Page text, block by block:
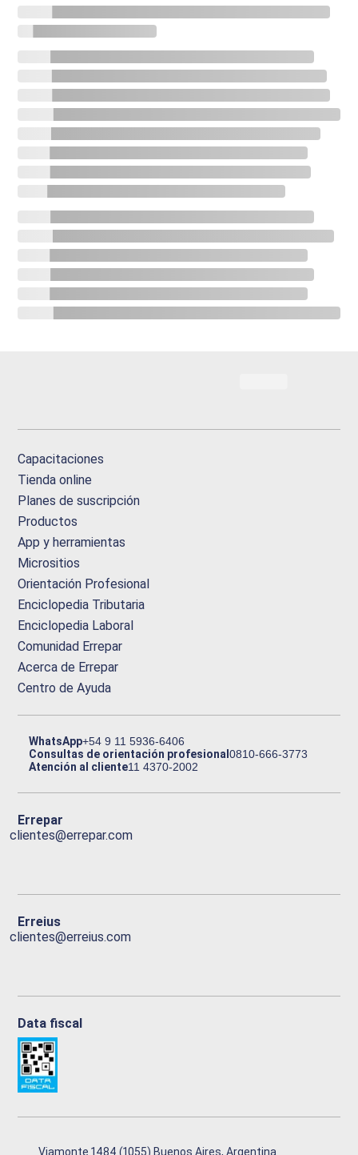
Capacitaciones
Tienda online
Planes de suscripción
Productos
App y herramientas
Micrositios
Orientación Profesional
Enciclopedia Tributaria
Enciclopedia Laboral
Comunidad Errepar
Acerca de Errepar
Centro de Ayuda
WhatsApp+54 9 11 5936-6406
Consultas de orientación profesional0810-666-3773
Atención al cliente11 4370-2002
Errepar
clientes@errepar.com
Erreius
clientes@erreius.com
Data fiscal
Viamonte 1484 (1055) Buenos Aires, Argentina